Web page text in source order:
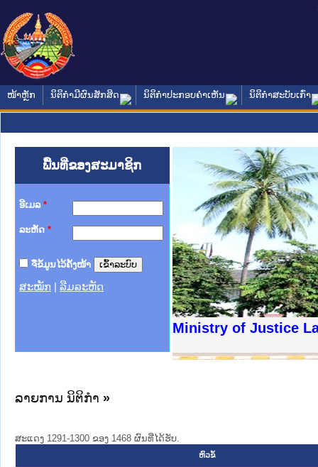
ໜ້າຫຼັກ ນິຕິກໍາມີຜົນສັກສິດ ນິຕິກໍາປະກອບຄໍາເຫັນ ນິຕິກໍາສະບັບເກົ່າ
ພື້ນທີ່ຂອງສະມາຊິກ
ອີເມລ *
ລະຫັດ *
ຈື່ຂໍ້ມູນໄວ້ຄັ້ງໜ້າ
ສະໝັກ ລືມລະຫັດ
Ministry of Justice
າຊົນ ພາກເໜືອ
ການ
ກາງ
ໃຕ້
ຕຳຫຼວດປະຊາຊົນ
ສັນຕິບານປະຊາຊົນ
ກເໜືອ
າຊົນ ພາກກາງ
ລາຍການ ນິຕິກໍາ »
ສະແດງ 1291-1300 ຂອງ 1468 ຜົນທີ່ໄດ້ຮັບ.
ຫົວຂໍ້